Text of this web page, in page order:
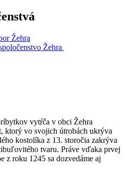
Žehra
Žehra
vytŕča v obci Žehra
ktorý vo svojich útrobách ukrýva
kostolíka z 13. storočia zakrýva
tvaru. Práve vďaka prvej
z roku 1245 sa dozvedáme aj